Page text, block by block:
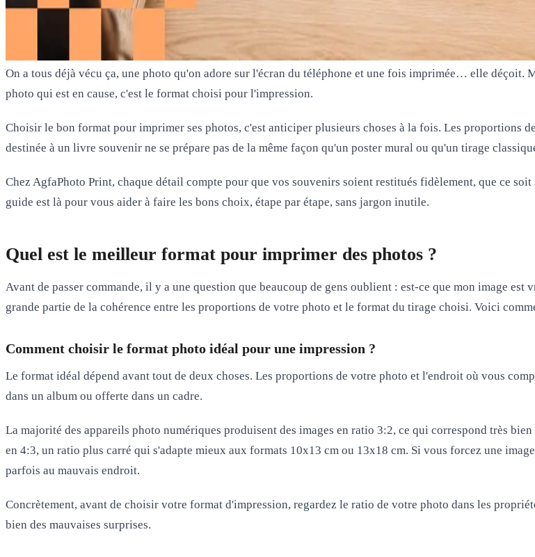
On a tous déjà vécu ça, une photo qu'on adore sur l'écran du téléphone et une fois imprimée… elle déçoit.
photo qui est en cause, c'est le format choisi pour l'impression.
Choisir le bon format pour imprimer ses photos, c'est anticiper plusieurs choses à la fois. Les proportions
destinée à un livre souvenir ne se prépare pas de la même façon qu'un poster mural ou qu'un tirage
Chez AgfaPhoto Print, chaque détail compte pour que vos souvenirs soient restitués fidèlement, que ce
guide est là pour vous aider à faire les bons choix, étape par étape, sans jargon inutile.
Quel est le meilleur format pour imprimer des photos ?
Avant de passer commande, il y a une question que beaucoup de gens oublient : est-ce que mon image
grande partie de la cohérence entre les proportions de votre photo et le format du tirage choisi. Voici
Comment choisir le format photo idéal pour une impression ?
Le format idéal dépend avant tout de deux choses. Les proportions de votre photo et l'endroit où vous
dans un album ou offerte dans un cadre.
La majorité des appareils photo numériques produisent des images en ratio 3:2, ce qui correspond très
en 4:3, un ratio plus carré qui s'adapte mieux aux formats 10x13 cm ou 13x18 cm. Si vous forcez une
parfois au mauvais endroit.
Concrètement, avant de choisir votre format d'impression, regardez le ratio de votre photo dans les
bien des mauvaises surprises.